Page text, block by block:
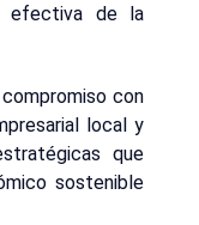
efectiva de la
con
local y
que
sostenible